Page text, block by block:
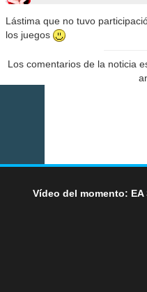
Lástima que no tuvo
los juegos
Los comentarios de la noticia
Vídeo del momento: